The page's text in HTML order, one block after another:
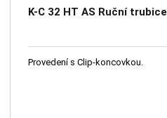
K-C 32 HT AS Ruční trubice
Provedení s Clip-koncovkou.